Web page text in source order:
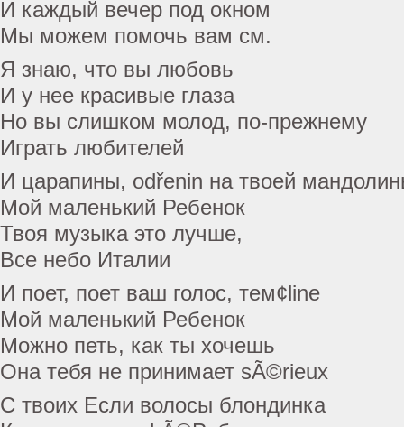
И каждый вечер под окном
Мы можем помочь вам см.
Я знаю, что вы любовь
И у нее красивые глаза
Но вы слишком молод, по-прежнему
Играть любителей
И царапины, odřenin на твоей
Мой маленький Ребенок
Твоя музыка это лучше,
Все небо Италии
И поет, поет ваш голос, тем¢line
Мой маленький Ребенок
Можно петь, как ты хочешь
Она тебя не принимает sÃ©rieux
С твоих Если волосы блондинка